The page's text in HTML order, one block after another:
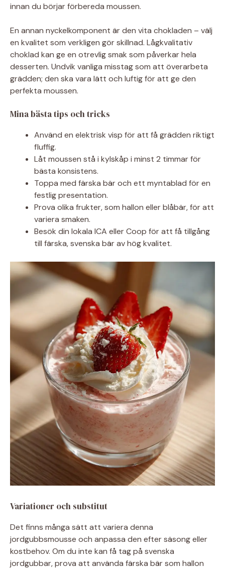
innan du börjar förbereda moussen.
En annan nyckelkomponent är den vita chokladen – välj
en kvalitet som verkligen gör skillnad. Lågkvalitativ
choklad kan ge en otrevlig smak som påverkar hela
desserten. Undvik vanliga misstag som att överarbeta
grädden; den ska vara lätt och luftig för att ge den
perfekta moussen.
Mina bästa tips och tricks
Använd en elektrisk visp för att få grädden riktigt
fluffig.
Låt moussen stå i kylskåp i minst 2 timmar för
bästa konsistens.
Toppa med färska bär och ett myntablad för en
festlig presentation.
Prova olika frukter, som hallon eller blåbär, för att
variera smaken.
Besök din lokala ICA eller Coop för att få tillgång
till färska, svenska bär av hög kvalitet.
Variationer och substitut
Det finns många sätt att variera denna
jordgubbsmousse och anpassa den efter säsong eller
kostbehov. Om du inte kan få tag på svenska
jordgubbar, prova att använda färska bär som hallon